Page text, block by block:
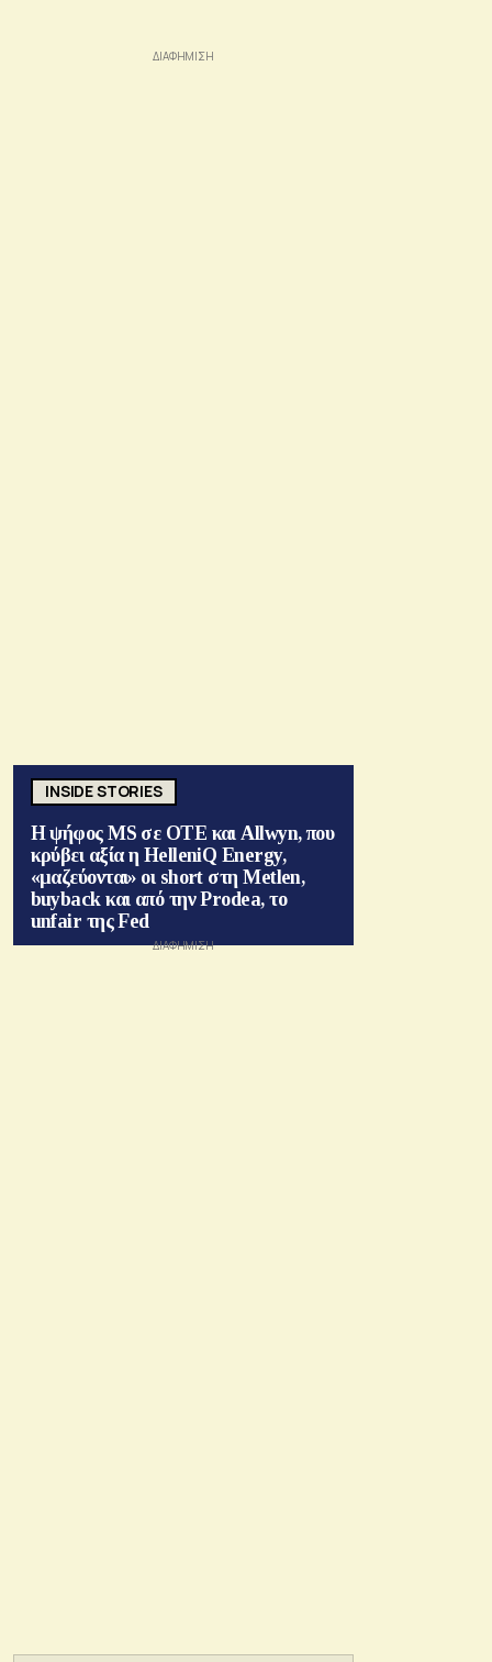
INSIDE STORIES
Η ψήφος MS σε ΟΤΕ και Allwyn, που
κρύβει αξία η HelleniQ Energy,
«μαζεύονται» οι short στη Metlen,
buyback και από την Prodea, το
unfair της Fed